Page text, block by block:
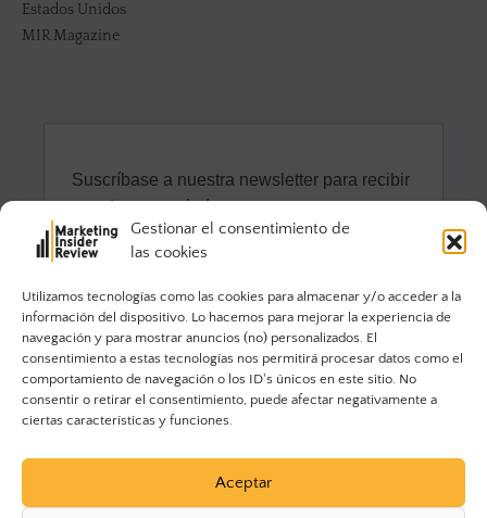
Gestionar el consentimiento de
las cookies
Utilizamos tecnologías como las cookies para almacenar y/o acceder a la
información del dispositivo. Lo hacemos para mejorar la experiencia de
navegación y para mostrar anuncios (no) personalizados. El
consentimiento a estas tecnologías nos permitirá procesar datos como el
comportamiento de navegación o los ID's únicos en este sitio. No
consentir o retirar el consentimiento, puede afectar negativamente a
ciertas características y funciones.
Aceptar
Estados Unidos
MIR Magazine